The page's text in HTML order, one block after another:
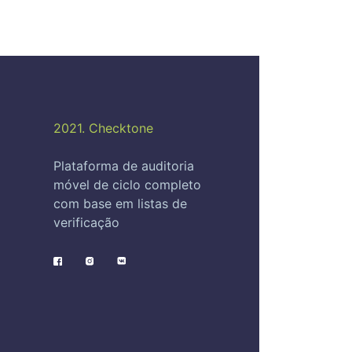
2021. Checktone
Plataforma de auditoria
móvel de ciclo completo
com base em listas de
verificação